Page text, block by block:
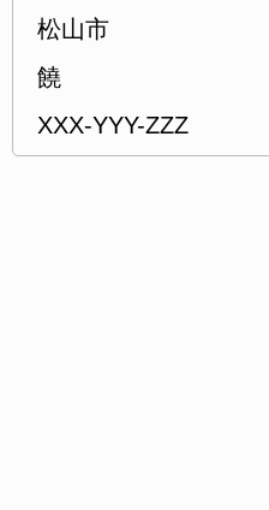
松山市
饒
XXX-YYY-ZZZ